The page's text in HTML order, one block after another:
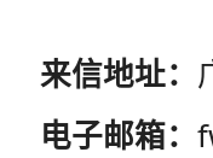
来信地址：
电子邮箱：